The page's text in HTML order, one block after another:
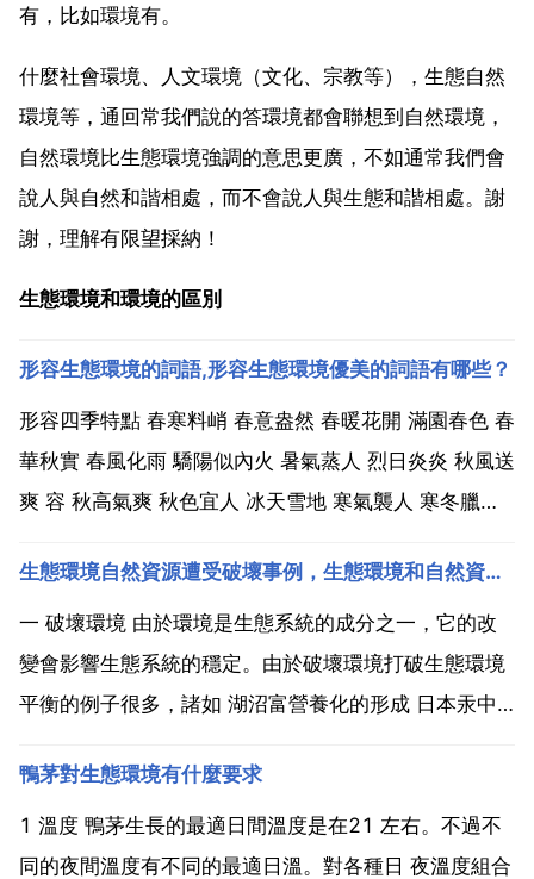
有，比如環境有。
什麼社會環境、人文環境（文化、宗教等），生態自然
環境等，通回常我們說的答環境都會聯想到自然環境，
自然環境比生態環境強調的意思更廣，不如通常我們會
說人與自然和諧相處，而不會說人與生態和諧相處。謝
謝，理解有限望採納！
生態環境和環境的區別
形容生態環境的詞語,形容生態環境優美的詞語有哪些？
形容四季特點 春寒料峭 春意盎然 春暖花開 滿園春色 春
華秋實 春風化雨 驕陽似內火 暑氣蒸人 烈日炎炎 秋風送
爽 容 秋高氣爽 秋色宜人 冰天雪地 寒氣襲人 寒冬臘月
光山色重巒疊嶂 山明水秀 高山流水 白練騰空 煙波浩渺
描寫花草樹木 繁花似錦...
生態環境自然資源遭受破壞事例，生態環境和自然資源遭受破壞的事例 資料
一 破壞環境 由於環境是生態系統的成分之一，它的改
變會影響生態系統的穩定。由於破壞環境打破生態環境
平衡的例子很多，諸如 湖沼富營養化的形成 日本汞中
六六六 ddt 施用後的惡果 地球的 溼室效應 等。二 破壞
植被，以森林為主體的植被是陸地生態平衡的...
鴨茅對生態環境有什麼要求
1 溫度 鴨茅生長的最適日間溫度是在21 左右。不過不
同的夜間溫度有不同的最適日溫。對各種日 夜溫度組合